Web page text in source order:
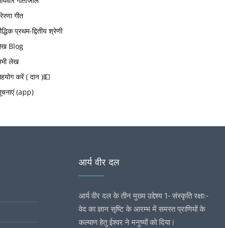
गीत
प्रथम-द्वितीय श्रेणी
Blog
लेख
करें ( दान )💵
(app)
आर्य वीर दल
आर्य वीर दल के तीन मुख्य उद्देश्य 1- संस्कृति रक्षाः-
वेद का ज्ञान सृष्टि के आरम्भ में समस्त प्राणियों के
कल्याण हेतु ईश्वर ने मनुष्यों को दिया।